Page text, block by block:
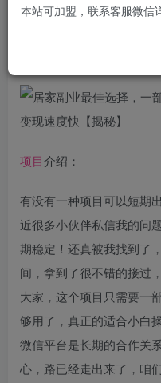
项目介绍：
有没有一种项目可以短期
近很多小伙伴私信我的问
期稳定！还真被我找到了
间，拿到了很不错的接过
大家，这个项目只需要一
够用了，真正的适合小白
微信平台是长期的合作关
心，路已经走出来了，咱
本站可加盟，联系客服微信